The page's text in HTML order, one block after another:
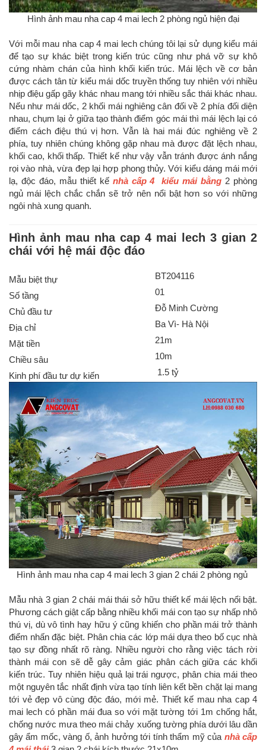
Hình ảnh mau nha cap 4 mai lech 2 phòng ngủ hiện đại
Với mỗi mau nha cap 4 mai lech chúng tôi lại sử dụng kiểu mái
để tạo sự khác biệt trong kiến trúc cũng như phá vỡ sự khô
cứng nhàm chán của hình khối kiến trúc. Mái lệch về cơ bản
được cách tân từ kiểu mái dốc truyền thống tuy nhiên với nhiều
nhịp điệu gấp gãy khác nhau mang tới nhiều sắc thái khác nhau.
Nếu như mái dốc, 2 khối mái nghiêng cân đối về 2 phía đối diện
nhau, chụm lại ở giữa tạo thành điểm góc mái thì mái lệch lại có
điểm cách điệu thú vị hơn. Vẫn là hai mái đúc nghiêng về 2
phía, tuy nhiên chúng không gặp nhau mà được đặt lệch nhau,
khối cao, khối thấp. Thiết kế như vậy vẫn tránh được ánh nắng
rọi vào nhà, vừa đẹp lại hợp phong thủy. Với kiểu dáng mái mới
lạ, độc đáo, mẫu thiết kế nhà cấp 4 kiểu mái bằng 2 phòng
ngủ mái lệch chắc chắn sẽ trở nên nổi bật hơn so với những
ngôi nhà xung quanh.
Hình ảnh mau nha cap 4 mai lech 3 gian 2
chái với hệ mái độc đáo
Mẫu biệt thự
BT204116
Số tầng
01
Chủ đầu tư
Đỗ Minh Cường
Địa chỉ
Ba Vì- Hà Nội
Mặt tiền
21m
Chiều sâu
10m
Kinh phí đầu tư dự kiến
1.5 tỷ
Hình ảnh mau nha cap 4 mai lech 3 gian 2 chái 2 phòng ngủ
Mẫu nhà 3 gian 2 chái mái thái sở hữu thiết kế mái lệch nổi bật.
Phương cách giật cấp bằng nhiều khối mái con tạo sự nhấp nhô
thú vị, dù vô tình hay hữu ý cũng khiến cho phần mái trở thành
điểm nhấn đặc biệt. Phân chia các lớp mái dựa theo bố cục nhà
tạo sự đồng nhất rõ ràng. Nhiều người cho rằng việc tách rời
thành mái con sẽ dễ gây cảm giác phân cách giữa các khối
kiến trúc. Tuy nhiên hiệu quả lại trái ngược, phân chia mái theo
một nguyên tắc nhất định vừa tạo tính liên kết bền chặt lại mang
tới vẻ đẹp vô cùng độc đáo, mới mẻ. Thiết kế mau nha cap 4
mai lech có phần mái đua so với mặt tường tới 1m chống hắt,
chống nước mưa theo mái chảy xuống tường phía dưới lâu dần
gây ẩm mốc, vàng ố, ảnh hưởng tới tính thẩm mỹ của nhà cấp